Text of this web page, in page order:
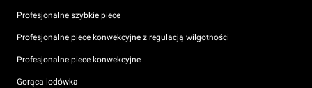
Profesjonalne szybkie piece
Profesjonalne piece konwekcyjne z regulacją wilgotności
Profesjonalne piece konwekcyjne
Gorąca lodówka